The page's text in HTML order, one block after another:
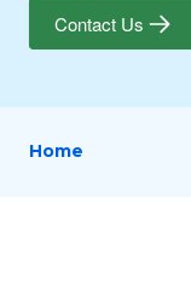
Contact Us
Home